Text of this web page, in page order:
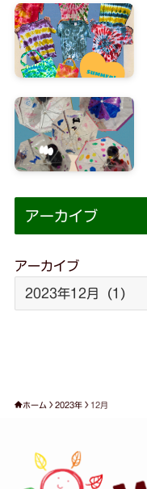
アーカイブ
アーカイブ
ホーム 2023年 12月